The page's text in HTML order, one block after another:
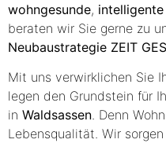
wohngesunde, intelligente
beraten wir Sie gerne zu
Neubaustrategie ZEIT
Mit uns verwirklichen Sie
legen den Grundstein für
in Waldsassen . Denn
Lebensqualität. Wir